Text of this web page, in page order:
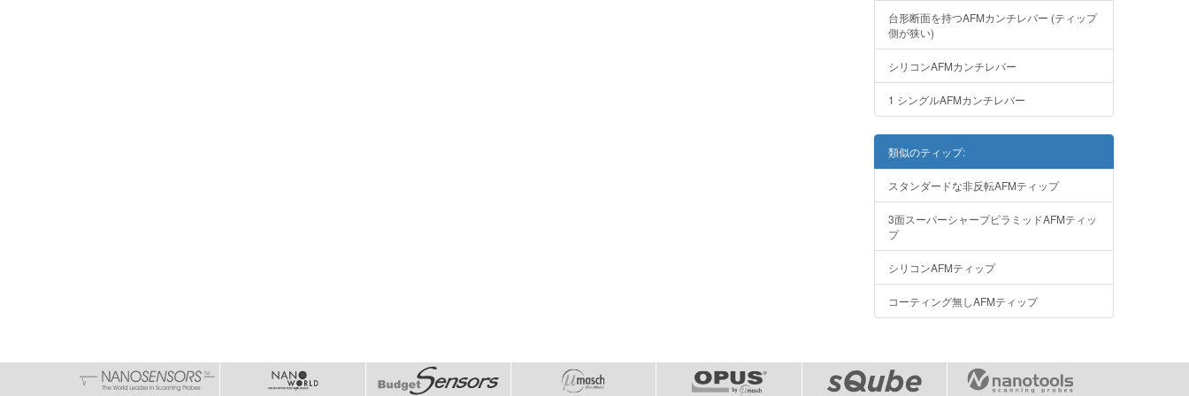
台形断面を持つAFMカンチレバー (ティップ
側が狭い)
シリコンAFMカンチレバー
1 シングルAFMカンチレバー
類似のティップ:
スタンダードな非反転AFMティップ
3面スーパーシャープピラミッドAFMティッ
プ
シリコンAFMティップ
コーティング無しAFMティップ